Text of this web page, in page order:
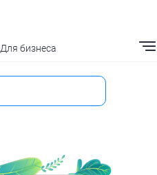
Для бизнеса